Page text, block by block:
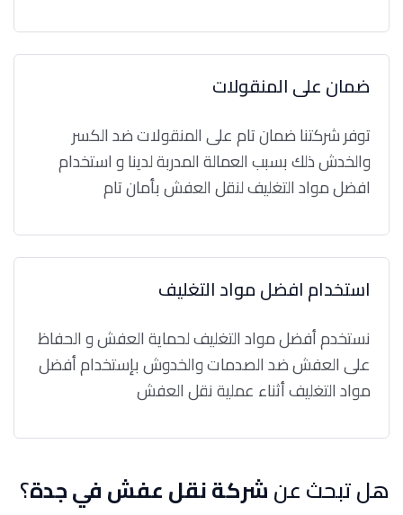
ضمان على المنقولات
توفر شركتنا ضمان تام على المنقولات ضد الكسر
والخدش ذلك بسبب العمالة المدربة لدينا و استخدام
افضل مواد التغليف لنقل العفش بأمان تام
استخدام افضل مواد التغليف
نستخدم أفضل مواد التغليف لحماية العفش و الحفاظ
على العفش ضد الصدمات والخدوش بإستخدام أفضل
مواد التغليف أثناء عملية نقل العفش
هل تبحث عنشركة نقل عفش في جدة؟